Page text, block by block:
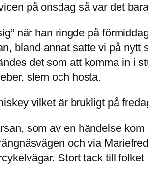
på onsdag så var det
när han ringde på
bland annat satte vi på
det som att komma in i
slem och hosta.
vilket är brukligt på
som av en händelse
och via
Stort tack till